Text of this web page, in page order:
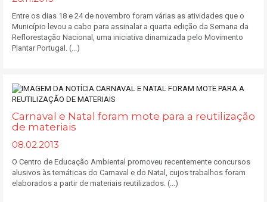
Entre os dias 18 e 24 de novembro foram várias as atividades que o
Município levou a cabo para assinalar a quarta edição da Semana da
Reflorestação Nacional, uma iniciativa dinamizada pelo Movimento
Plantar Portugal. (...)
Carnaval e Natal foram mote para a reutilização
de materiais
08.02.2013
O Centro de Educação Ambiental promoveu recentemente concursos
alusivos às temáticas do Carnaval e do Natal, cujos trabalhos foram
elaborados a partir de materiais reutilizados. (...)